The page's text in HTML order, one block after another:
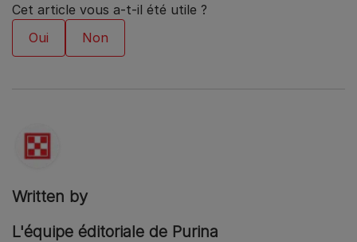
Cet article vous a-t-il été utile ?
Written by
L'équipe éditoriale de Purina